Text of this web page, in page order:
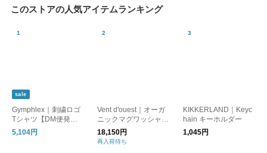
このストアの人気アイテムランキング
sale
Gymphlex｜刺繍ロゴ
Tシャツ【DM便発送
可能】【SALE20％OF
F!】
5,104円
Vent d'ouest｜オーガ
ニックマグワッシャー
チェック柄ギャザーシ
ャツ【DM便発送可
能】
18,150円
再入荷待ち
KIKKERLAND｜Keyc
hain キーホルダー
1,045円